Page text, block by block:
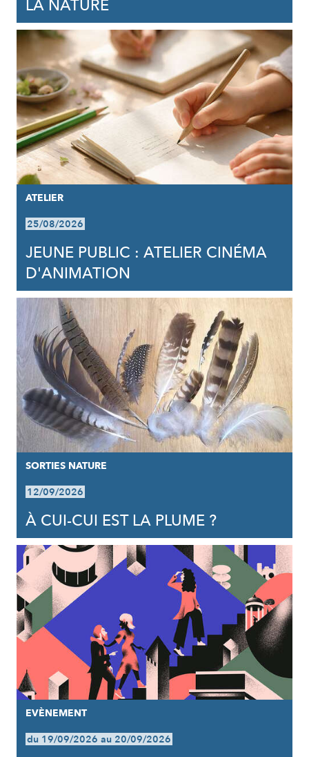
LA NATURE
ATELIER
25/08/2026
JEUNE PUBLIC : ATELIER CINÉMA
D'ANIMATION
SORTIES NATURE
12/09/2026
À CUI-CUI EST LA PLUME ?
EVÈNEMENT
du 19/09/2026 au 20/09/2026